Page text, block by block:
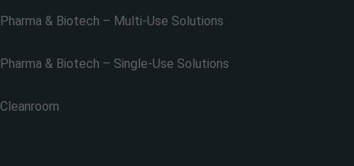
Pharma & Biotech – Multi-Use Solutions
Pharma & Biotech – Single-Use Solutions
Cleanroom